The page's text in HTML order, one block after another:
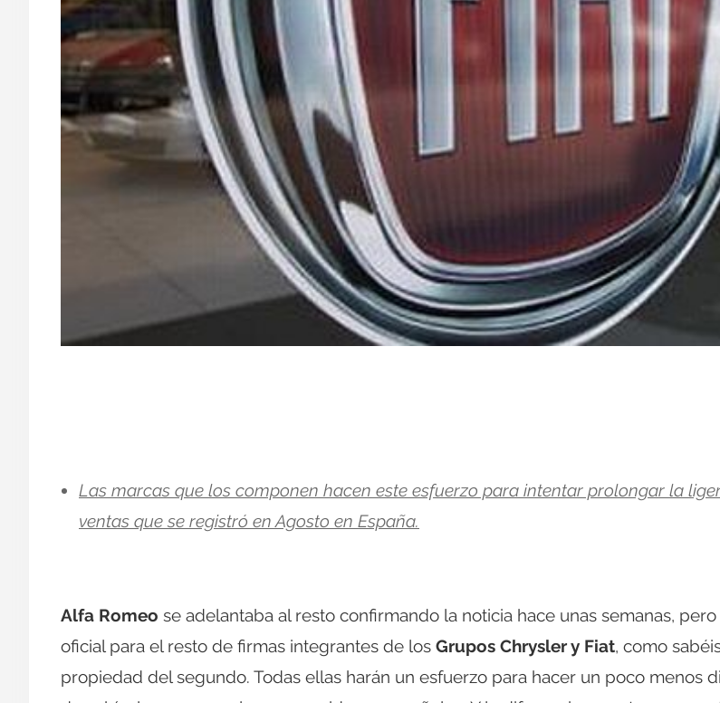
Las marcas que los componen hacen este esfuerzo para intentar prolongar la
ventas que se registró en Agosto en España.
Alfa Romeo se adelantaba al resto confirmando la noticia hace unas semanas, pero
oficial para el resto de firmas integrantes de los Grupos Chrysler y Fiat, como
propiedad del segundo. Todas ellas harán un esfuerzo para hacer un poco menos